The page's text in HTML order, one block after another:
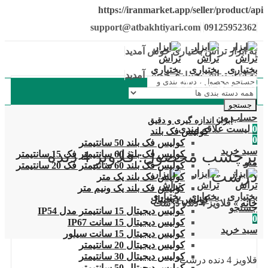
https://iranmarket.app/seller/product/api
support@atbakhtiyari.com 09125952362
به ابزار تراش بختیاری خوش آمدید
به ابزار تراش بختیاری خوش آمدید
جستجو
حساب من
0 لیست علاقه مندی
0
سبد خرید
منو
جستجو
0
سبد خرید
دسته بندی محصولات
ابزار اندازه گیری و دقیق
کولیس فک بلند
کولیس فک بلند 50 سانتیمتر
کولیس فک بلند 60 سانتیمتر فک 15 سانتیمتر
کولیس فک بلند 60 سانتیمتر فک 20 سانتیمتر
کولیس فک بلند یک متر
کولیس فک بلند یک ونیم متر
کولیس دیجیتال
کولیس دیجیتال 15 سانتیمتر مدل IP54
کولیس دیجیتال 15 سانت IP67
کولیس دیجیتال 15 سانت سیلور
کولیس دیجیتال 20 سانتیمتر
کولیس دیجیتال 30 سانتیمتر
برچسب محصول: قلاویز 4 دنده
درشت
خانه»قلاویز 4 دنده درشت
قلاویز 4 دنده درشت